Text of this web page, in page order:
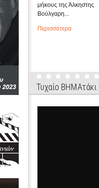
μήκους της Άλκηστης
Βούλγαρη...
Περισσότερα
Τυχαίο ΒΗΜΑτάκι